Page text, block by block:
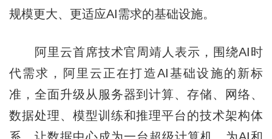
规模更大、更适应AI需求的基础设施。
阿里云首席技术官周靖人表示，围绕AI时
代需求，阿里云正在打造AI基础设施的新标
准，全面升级从服务器到计算、存储、网络、
数据处理、模型训练和推理平台的技术架构体
系，让数据中心成为一台超级计算机，为AI和